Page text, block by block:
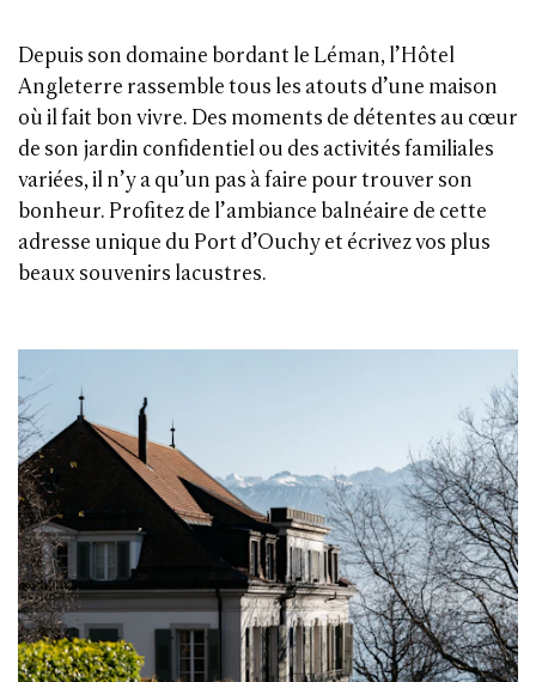
Depuis son domaine bordant le Léman, l’Hôtel
Angleterre rassemble tous les atouts d’une maison
où il fait bon vivre. Des moments de détentes au cœur
de son jardin confidentiel ou des activités familiales
variées, il n’y a qu’un pas à faire pour trouver son
bonheur. Profitez de l’ambiance balnéaire de cette
adresse unique du Port d’Ouchy et écrivez vos plus
beaux souvenirs lacustres.